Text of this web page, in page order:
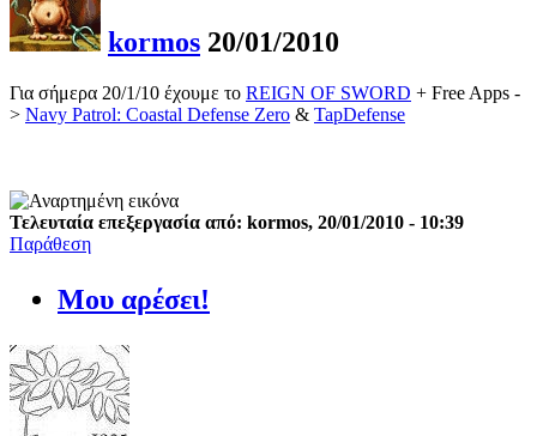
kormos 20/01/2010
Για σήμερα 20/1/10 έχουμε το REIGN OF SWORD + Free Apps -
> Navy Patrol: Coastal Defense Zero & TapDefense
Τελευταία επεξεργασία από: kormos, 20/01/2010 - 10:39
Παράθεση
Μου αρέσει!